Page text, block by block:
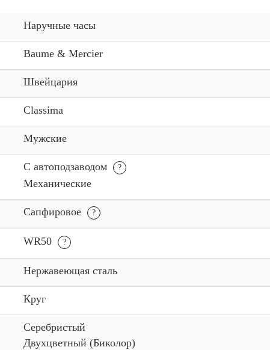
Наручные часы
Baume & Mercier
Швейцария
Classima
Мужские
С автоподзаводом
Механические
Сапфировое
WR50
Нержавеющая сталь
Круг
Серебристый
Двухцветный (Биколор)